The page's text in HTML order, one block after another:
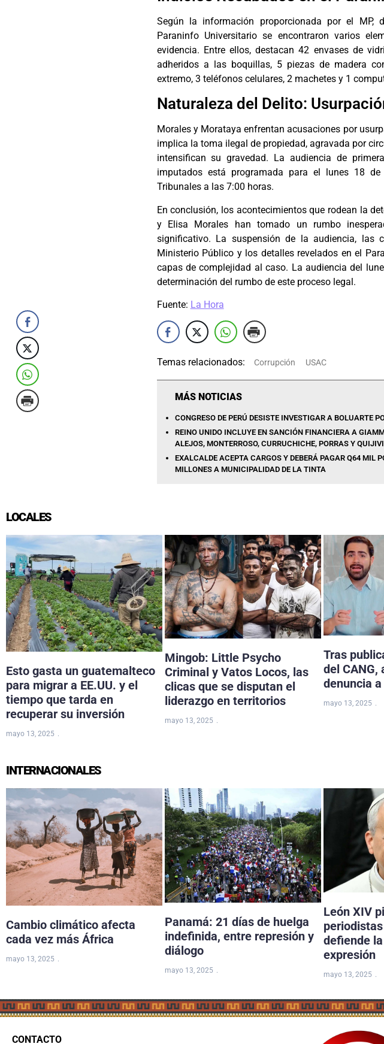
Según la información proporcionada por el MP,
Paraninfo Universitario se encontraron varios
evidencia. Entre ellos, destacan 42 envases de
adheridos a las boquillas, 5 piezas de madera
extremo, 3 teléfonos celulares, 2 machetes y 1
Naturaleza del Delito:
Morales y Morataya enfrentan acusaciones por
implica la toma ilegal de propiedad, agravada por
intensifican su gravedad. La audiencia de
imputados está programada para el lunes 18
Tribunales a las 7:00 horas.
En conclusión, los acontecimientos que rodean la
y Elisa Morales han tomado un rumbo
significativo. La suspensión de la audiencia, las
Ministerio Público y los detalles revelados en el
capas de complejidad al caso. La audiencia del
determinación del rumbo de este proceso legal.
Fuente: La Hora
Temas relacionados: Corrupción USAC
MÁS NOTICIAS
CONGRESO DE PERÚ DESISTE INVESTIGAR A BOLUARTE
REINO UNIDO INCLUYE EN SANCIÓN FINANCIERA A
ALEJOS, MONTERROSO, CURRUCHICHE, PORRAS Y
EXALCALDE ACEPTA CARGOS Y DEBERÁ PAGAR Q64 MIL
MILLONES A MUNICIPALIDAD DE LA TINTA
LOCALES
Esto gasta un guatemalteco
para migrar a EE.UU. y el
tiempo que tarda en
recuperar su inversión
mayo 13, 2025
Mingob: Little Psycho
Criminal y Vatos Locos, las
clicas que se disputan el
liderazgo en territorios
mayo 13, 2025
Tras
del CANG,
denuncia
mayo 13, 2025
INTERNACIONALES
Cambio climático afecta
cada vez más África
mayo 13, 2025
Panamá: 21 días de huelga
indefinida, entre represión y
diálogo
mayo 13, 2025
León XIV
defiende
expresión
mayo 13, 2025
CONTACTO